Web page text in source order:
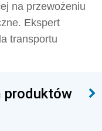
na przewożeniu
Ekspert
transportu
produktów